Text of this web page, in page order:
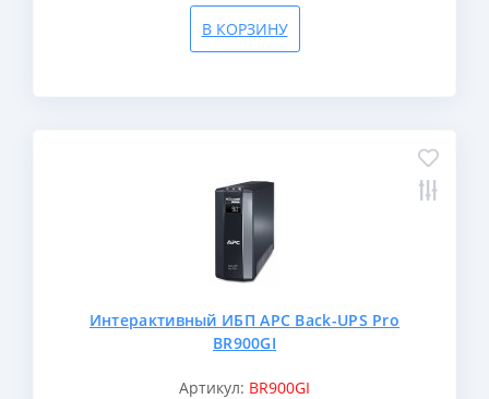
В КОРЗИНУ
Интерактивный ИБП APC Back-UPS Pro
BR900GI
Артикул: BR900GI